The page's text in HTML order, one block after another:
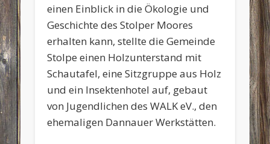
einen Einblick in die Ökologie und
Geschichte des Stolper Moores
erhalten kann, stellte die Gemeinde
Stolpe einen Holzunterstand mit
Schautafel, eine Sitzgruppe aus Holz
und ein Insektenhotel auf, gebaut
von Jugendlichen des WALK eV., den
ehemaligen Dannauer Werkstätten.